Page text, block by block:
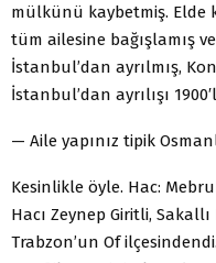
mülkünü kaybetmiş. Elde
tüm ailesine bağışlamış
İstanbul’dan ayrılmış,
İstanbul’dan ayrılışı
— Aile yapınız tipik
Kesinlikle öyle. Hac:
Hacı Zeynep Giritli,
Trabzon’un Of